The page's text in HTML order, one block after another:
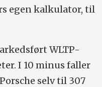
egen kalkulator, til
WLTP-
I 10 minus faller
selv til 307